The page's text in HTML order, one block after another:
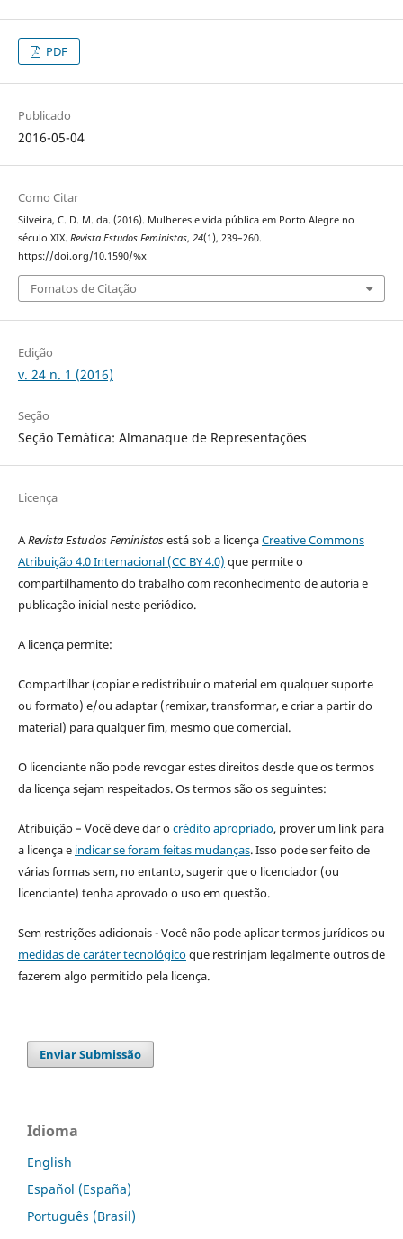
PDF
Publicado
2016-05-04
Como Citar
Silveira, C. D. M. da. (2016). Mulheres e vida pública em Porto Alegre no
século XIX. Revista Estudos Feministas, 24(1), 239–260.
https://doi.org/10.1590/%x
Fomatos de Citação
Edição
v. 24 n. 1 (2016)
Seção
Seção Temática: Almanaque de Representações
Licença
ARevista Estudos Feministasestá sob a licençaCreative Commons
Atribuição 4.0 Internacional (CC BY 4.0) que permite o
compartilhamento do trabalho com reconhecimento de autoria e
publicação inicial neste periódico.
A licença permite:
Compartilhar (copiar e redistribuir o material em qualquer suporte
ou formato) e/ou adaptar (remixar, transformar, e criar a partir do
material) para qualquer fim, mesmo que comercial.
O licenciante não pode revogar estes direitos desde que os termos
da licença sejam respeitados. Os termos são os seguintes:
Atribuição – Você deve dar ocrédito apropriado, prover um link para
a licença e indicar se foram feitas mudanças. Isso pode ser feito de
várias formas sem, no entanto, sugerir que o licenciador (ou
licenciante) tenha aprovado o uso em questão.
Sem restrições adicionais - Você não pode aplicar termos jurídicos ou
medidas de caráter tecnológicoque restrinjam legalmente outros de
fazerem algo permitido pela licença.
Enviar Submissão
Idioma
English
Español (España)
Português (Brasil)